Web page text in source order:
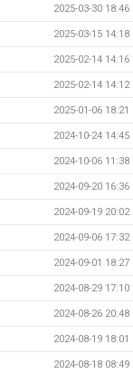
2025-03-30 18:46
2025-03-15 14:18
2025-02-14 14:16
2025-02-14 14:12
2025-01-06 18:21
2024-10-24 14:45
2024-10-06 11:38
2024-09-20 16:36
2024-09-19 20:02
2024-09-06 17:32
2024-09-01 18:27
2024-08-29 17:10
2024-08-26 20:48
2024-08-19 18:01
2024-08-18 08:49